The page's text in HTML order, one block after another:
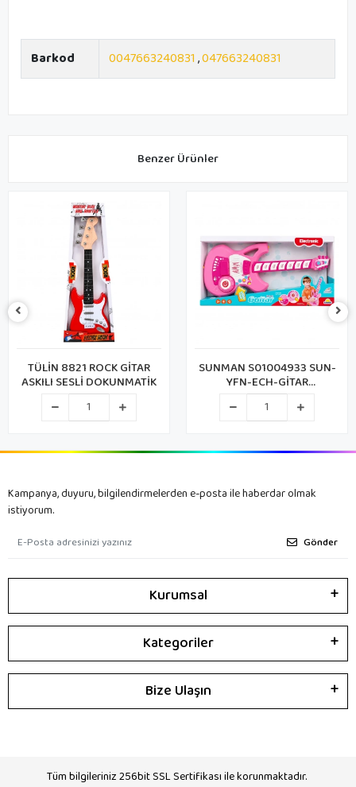
Barkod 0047663240831,047663240831
Benzer Ürünler
TÜLİN 8821 ROCK GİTAR
ASKILI SESLİ DOKUNMATİK
SUNMAN S01004933 SUN-
YFN-ECH-GİTAR
FONK.TUŞLU ASKILI PEMBE
SESLİ
Kampanya, duyuru, bilgilendirmelerden e-posta ile haberdar olmak
istiyorum.
Gönder
Kurumsal
Kategoriler
Bize Ulaşın
Tüm bilgileriniz 256bit SSL Sertifikası ile korunmaktadır.